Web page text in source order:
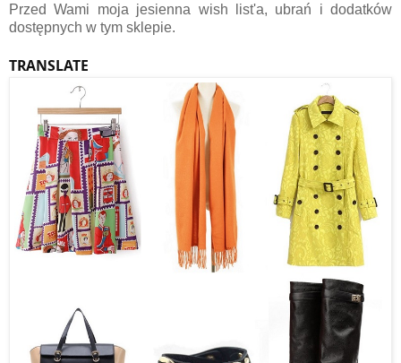
Przed Wami moja jesienna wish list'a, ubrań i dodatków
dostępnych w tym sklepie.
TRANSLATE